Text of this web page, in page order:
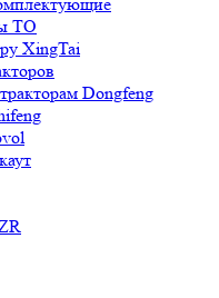
ТО
XingTai
Dongfeng